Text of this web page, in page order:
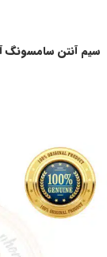
افزودن به سبد خرید